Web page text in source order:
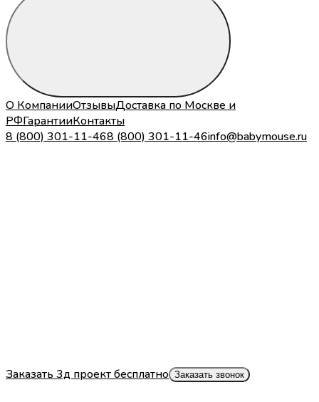
О КомпанииОтзывыДоставка по Москве и
РФГарантииКонтакты
8 (800) 301-11-468 (800) 301-11-46info@babymouse.ru
Заказать 3д проект бесплатно Заказать звонок